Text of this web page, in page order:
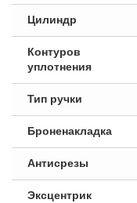
Цилиндр
Контуров
уплотнения
Тип ручки
Броненакладка
Антисрезы
Эксцентрик